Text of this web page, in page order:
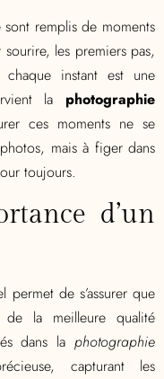
remplis de moments
les premiers pas,
instant est une
la photographie
ces moments ne se
mais à figer dans
toujours.
d’un
de s’assurer que
la meilleure qualité
dans la photographie
capturant les